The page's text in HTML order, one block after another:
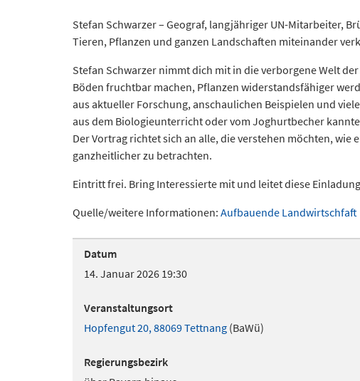
Stefan Schwarzer – Geograf, langjähriger UN-Mitarbeiter,
Tieren, Pflanzen und ganzen Landschaften miteinander
Stefan Schwarzer nimmt dich mit in die verborgene Welt
Böden fruchtbar machen, Pflanzen widerstandsfähiger
aus aktueller Forschung, anschaulichen Beispielen und
aus dem Biologieunterricht oder vom Joghurtbecher
Der Vortrag richtet sich an alle, die verstehen möchten,
ganzheitlicher zu betrachten.
Eintritt frei. Bring Interessierte mit und leitet diese
Quelle/weitere Informationen: Aufbauende Landwirtschfaft
Datum
14. Januar 2026 19:30
Veranstaltungsort
Hopfengut 20, 88069 Tettnang (BaWü)
Regierungsbezirk